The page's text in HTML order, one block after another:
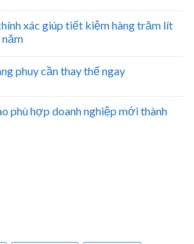
xác giúp tiết kiệm hàng trăm lít
năm
phuy cần thay thế ngay
phù hợp doanh nghiệp mới thành